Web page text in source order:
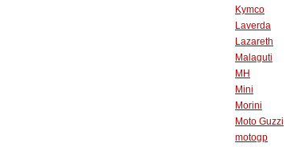
Kymco
Laverda
Lazareth
Malaguti
MH
Mini
Morini
Moto Guzzi
motogp